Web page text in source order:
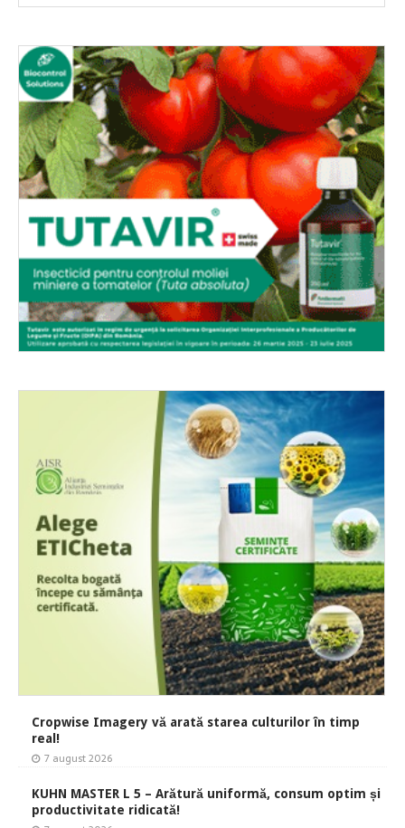
Cropwise Imagery vă arată starea culturilor în timp
real!
7 august 2026
KUHN MASTER L 5 – Arătură uniformă, consum optim și
productivitate ridicată!